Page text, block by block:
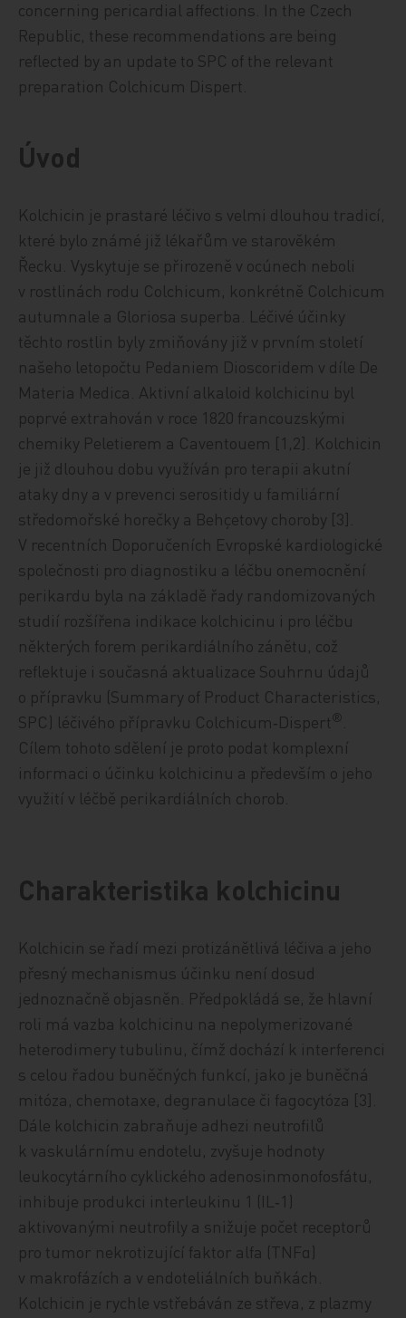
concerning pericardial affections. In the Czech
Republic, these recommendations are being
reflected by an update to SPC of the relevant
preparation Colchicum Dispert.
Úvod
Kolchicin je prastaré léčivo s velmi dlouhou tradicí,
které bylo známé již lékařům ve starověkém
Řecku. Vyskytuje se přirozeně v ocúnech neboli
v rostlinách rodu Colchicum, konkrétně Colchicum
autumnale a Gloriosa superba. Léčivé účinky
těchto rostlin byly zmiňovány již v prvním století
našeho letopočtu Pedaniem Dioscoridem v díle De
Materia Medica. Aktivní alkaloid kolchicinu byl
poprvé extrahován v roce 1820 francouzskými
chemiky Peletierem a Caventouem [1,2]. Kolchicin
je již dlouhou dobu využíván pro terapii akutní
ataky dny a v prevenci serositidy u familiární
středomořské horečky a Behçetovy choroby [3].
V recentních Doporučeních Evropské kardiologické
společnosti pro diagnostiku a léčbu onemocnění
perikardu byla na základě řady randomizovaných
studií rozšířena indikace kolchicinu i pro léčbu
některých forem perikardiálního zánětu, což
reflektuje i současná aktualizace Souhrnu údajů
o přípravku (Summary of Product Characteristics,
SPC) léčivého přípravku Colchicum‑Dispert®
Cílem tohoto sdělení je proto podat komplexní
informaci o účinku kolchicinu a především o jeho
využití v léčbě perikardiálních chorob.
Charakteristika kolchicinu
Kolchicin se řadí mezi protizánětlivá léčiva a jeho
přesný mechanismus účinku není dosud
jednoznačně objasněn. Předpokládá se, že hlavní
roli má vazba kolchicinu na nepolymerizované
heterodimery tubulinu, čímž dochází k interferenci
s celou řadou buněčných funkcí, jako je buněčná
mitóza, chemotaxe, degranulace či fagocytóza [3].
Dále kolchicin zabraňuje adhezi neutrofilů
k vaskulárnímu endotelu, zvyšuje hodnoty
leukocytárního cyklického adenosinmonofosfátu,
inhibuje produkci interleukinu 1 (IL‑1)
aktivovanými neutrofily a snižuje počet receptorů
pro tumor nekrotizující faktor alfa (TNFα)
v makrofázích a v endoteliálních buňkách.
Kolchicin je rychle vstřebáván ze střeva, z plazmy